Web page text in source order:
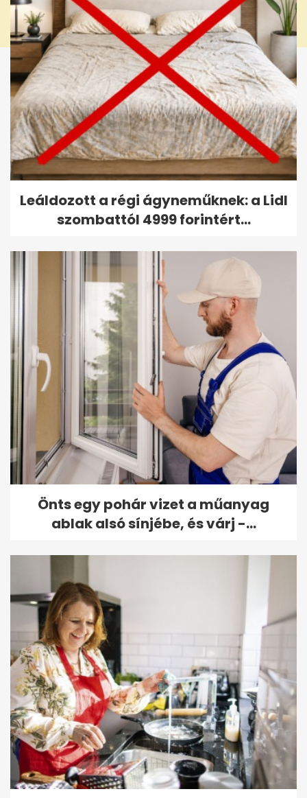
Leáldozott a régi ágyneműknek: a Lidl
szombattól 4999 forintért...
Önts egy pohár vizet a műanyag
ablak alsó sínjébe, és várj -...